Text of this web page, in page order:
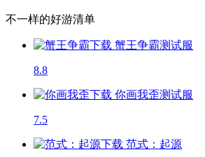
不一样的好游清单
蟹王争霸测试服
8.8
你画我歪测试服
7.5
范式：起源